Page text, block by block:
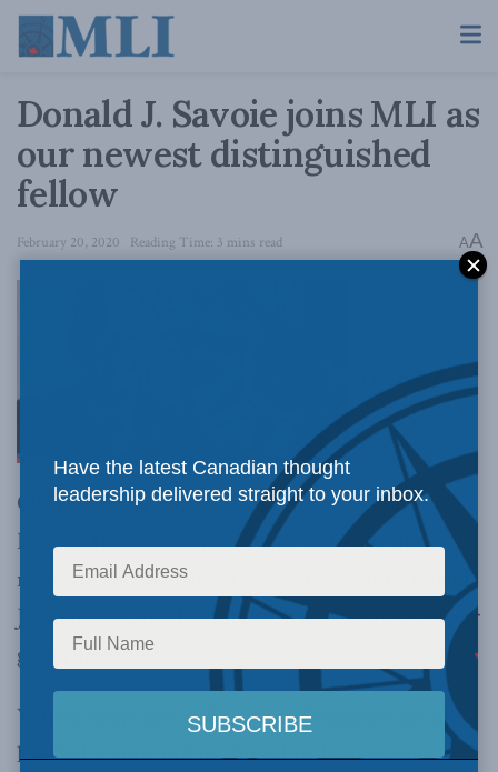
Donald J. Savoie joins MLI as
our newest distinguished
fellow
February 20, 2020 Reading Time: 3 mins read AA
OTTAWA,
ON (February 20, 2020):The Macdonald-
Laurier Institute is pleased to welcome our
newest Distinguished Fellow, Professor Donald
J. Savoie – Canada’s foremost expert on how our
government works.
With a deep and wide career, Professor Savoie
has had a long and profound influence over
Have the latest Canadian thought
leadership delivered straight to your inbox.